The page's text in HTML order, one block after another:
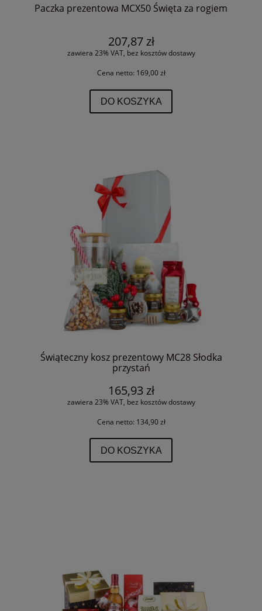
Paczka prezentowa MCX50 Święta za rogiem
207,87 zł
zawiera 23% VAT, bez kosztów dostawy
Cena netto: 169,00 zł
DO KOSZYKA
Świąteczny kosz prezentowy MC28 Słodka
przystań
165,93 zł
zawiera 23% VAT, bez kosztów dostawy
Cena netto: 134,90 zł
DO KOSZYKA